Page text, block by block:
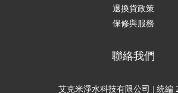
退換貨政策
保修與服務
聯絡我們
艾克米淨水科技有限公司 | 統編